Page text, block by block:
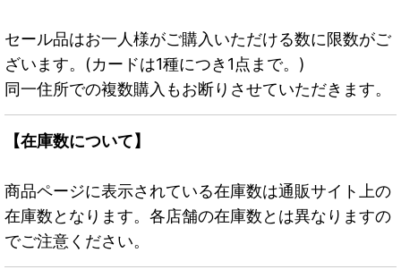
セール品はお一人様がご購入いただける数に限数がご
ざいます。(カードは1種につき1点まで。)
同一住所での複数購入もお断りさせていただきます。
【在庫数について】
商品ページに表示されている在庫数は通販サイト上の
在庫数となります。各店舗の在庫数とは異なりますの
でご注意ください。